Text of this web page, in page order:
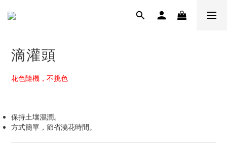
滴灌頭
花色隨機，不挑色
保持土壤濕潤。
方式簡單，節省澆花時間。